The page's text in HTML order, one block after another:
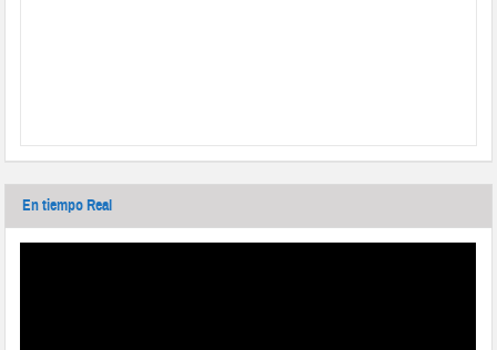
En tiempo Real